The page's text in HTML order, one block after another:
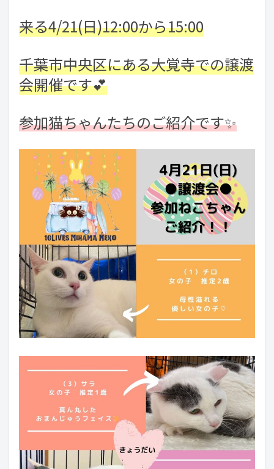
来る4/21(日)12:00から15:00
千葉市中央区にある大覚寺での譲渡
会開催です💕
参加猫ちゃんたちのご紹介です✨